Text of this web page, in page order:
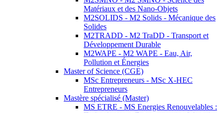
Matériaux et des Nano-Objets
M2SOLIDS - M2 Solids - Mécanique des
Solides
M2TRADD - M2 TraDD - Transport et
Développement Durable
M2WAPE - M2 WAPE - Eau, Air,
Pollution et Énergies
Master of Science (CGE)
MSc Entrepreneurs - MSc X-HEC
Entrepreneurs
Mastère spécialisé (Master)
MS ETRE - MS Energies Renouvelables :